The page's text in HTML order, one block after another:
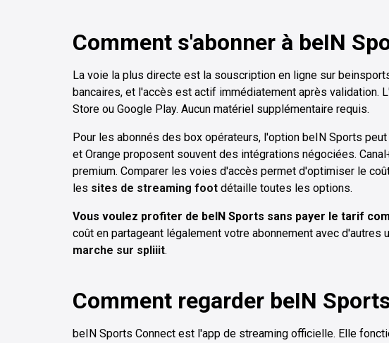
Comment s'abonner à beIN
La voie la plus directe est la souscription en ligne sur
bancaires, et l'accès est actif immédiatement après validation.
Store ou Google Play. Aucun matériel supplémentaire requis.
Pour les abonnés des box opérateurs, l'option beIN Sports
et Orange proposent souvent des intégrations négociées.
premium. Comparer les voies d'accès permet d'optimiser le
les sites de streaming foot détaille toutes les options.
Vous voulez profiter de beIN Sports sans payer le tarif
coût en partageant légalement votre abonnement avec d'autres
marche sur spliiit.
Comment regarder beIN
beIN Sports Connect est l'app de streaming officielle. Elle